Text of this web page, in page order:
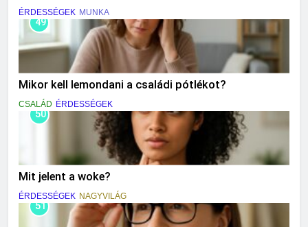
ÉRDESSÉGEK MUNKA
49
Mikor kell lemondani a családi pótlékot?
CSALÁD ÉRDESSÉGEK
50
Mit jelent a woke?
ÉRDESSÉGEK NAGYVILÁG
51